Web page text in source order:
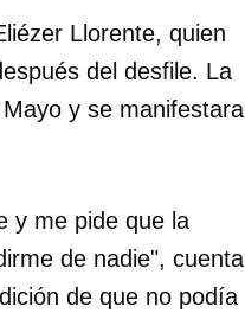
Llorente, quien
del desfile. La
y se manifestara
y me pide que la
de nadie", cuenta
de que no podía